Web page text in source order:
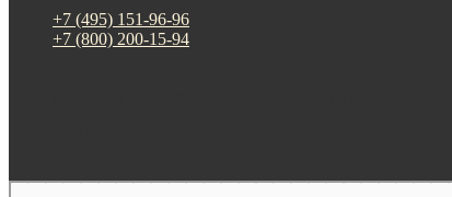
+7 (495) 151-96-96
+7 (800) 200-15-94
Москва